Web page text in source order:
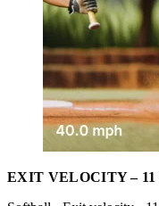
EXIT VELOCITY –